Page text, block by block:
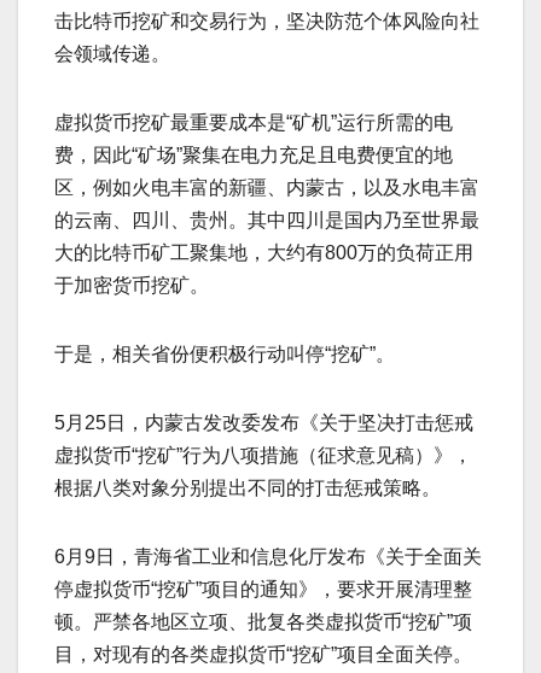
击比特币挖矿和交易行为，坚决防范个体风险向社
会领域传递。
虚拟货币挖矿最重要成本是“矿机”运行所需的电
费，因此“矿场”聚集在电力充足且电费便宜的地
区，例如火电丰富的新疆、内蒙古，以及水电丰富
的云南、四川、贵州。其中四川是国内乃至世界最
大的比特币矿工聚集地，大约有800万的负荷正用
于加密货币挖矿。
于是，相关省份便积极行动叫停“挖矿”。
5月25日，内蒙古发改委发布《关于坚决打击惩戒
虚拟货币“挖矿”行为八项措施（征求意见稿）》，
根据八类对象分别提出不同的打击惩戒策略。
6月9日，青海省工业和信息化厅发布《关于全面关
停虚拟货币“挖矿”项目的通知》，要求开展清理整
顿。严禁各地区立项、批复各类虚拟货币“挖矿”项
目，对现有的各类虚拟货币“挖矿”项目全面关停。